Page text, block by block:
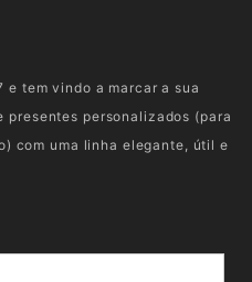
e tem vindo a marcar a sua
presentes personalizados (para
com uma linha elegante, útil e